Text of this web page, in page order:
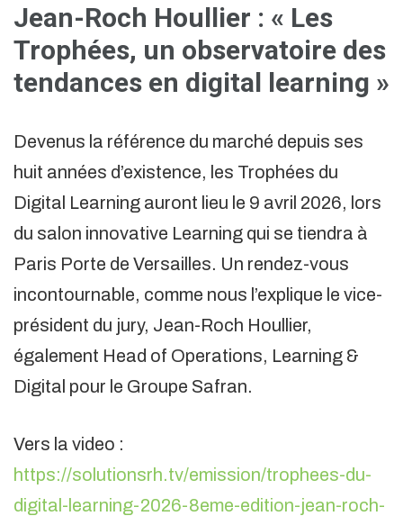
Jean-Roch Houllier : « Les
Trophées, un observatoire des
tendances en digital learning »
Devenus la référence du marché depuis ses
huit années d’existence, les Trophées du
Digital Learning auront lieu le 9 avril 2026, lors
du salon innovative Learning qui se tiendra à
Paris Porte de Versailles. Un rendez-vous
incontournable, comme nous l’explique le vice-
président du jury, Jean-Roch Houllier,
également Head of Operations, Learning &
Digital pour le Groupe Safran.
Vers la video :
https://solutionsrh.tv/emission/trophees-du-
digital-learning-2026-8eme-edition-jean-roch-